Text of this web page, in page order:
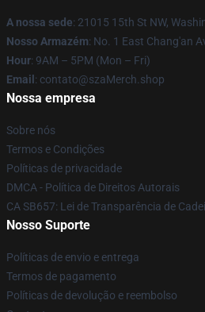
A nossa sede: 21015 15th St NW,
Nosso Armazém: No. 1 East Chang'an
Hour: 9AM – 5PM (Mon – Fri)
Email : contato@szaMerch.shop
Nossa empresa
Sobre nós
Termos e Condições
Políticas de privacidade
DMCA - Política de Direitos Autorais
CA SB657: Lei de Transparência de
Nosso Suporte
Políticas de envio e entrega
Termos de pagamento
Políticas de devolução e reembolso